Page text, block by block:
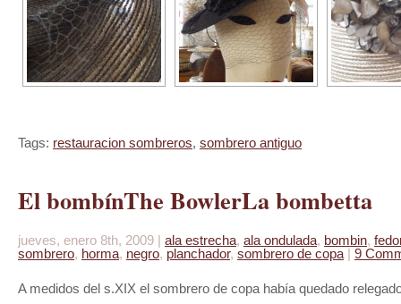
Tags: restauracion sombreros, sombrero antiguo
El bombínThe BowlerLa bombetta
jueves, enero 8th, 2009 | ala estrecha, ala ondulada, bombin,
sombrero, horma, negro, planchador, sombrero de copa | 9
A medidos del s.XIX el sombrero de copa había quedado